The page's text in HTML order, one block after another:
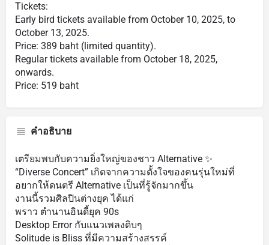
Tickets:
Early bird tickets available from October 10, 2025, to
October 13, 2025.
Price: 389 baht (limited quantity).
Regular tickets available from October 18, 2025,
onwards.
Price: 519 baht
คำอธิบาย
เตรียมพบกับความยิ่งใหญ่ของชาว Alternative ✨
“Diverse Concert” เกิดจากความตั้งใจของคนรุ่นใหม่ที่
อยากให้ดนตรี Alternative เป็นที่รู้จักมากขึ้น
งานนี้รวมศิลปินต่างยุค ได้แก่
พราว ตํานานอินดี้ยุค 90s
Desktop Error กับแนวเพลงดิบๆ
Solitude is Bliss ที่มีความสร้างสรรค์